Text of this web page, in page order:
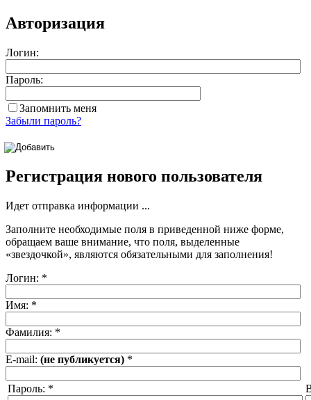
Авторизация
Логин:
Пароль:
Запомнить меня
Забыли пароль?
Регистрация нового пользователя
Идет отправка информации ...
Заполните необходимые поля в приведенной ниже форме,
обращаем ваше внимание, что поля, выделенные
«звездочкой», являются обязательными для заполнения!
Логин: *
Имя: *
Фамилия: *
E-mail: (не публикуется) *
Пароль: *